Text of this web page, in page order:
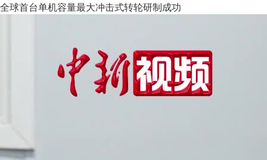
全球首台单机容量最大冲击式转轮研制成功